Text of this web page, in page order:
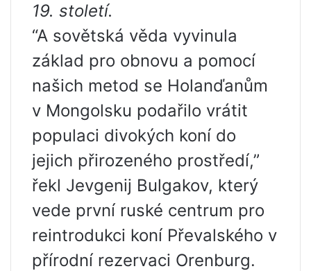
19. století.
“A sovětská věda vyvinula
základ pro obnovu a pomocí
našich metod se Holanďanům
v Mongolsku podařilo vrátit
populaci divokých koní do
jejich přirozeného prostředí,”
řekl Jevgenij Bulgakov, který
vede první ruské centrum pro
reintrodukci koní Převalského v
přírodní rezervaci Orenburg.